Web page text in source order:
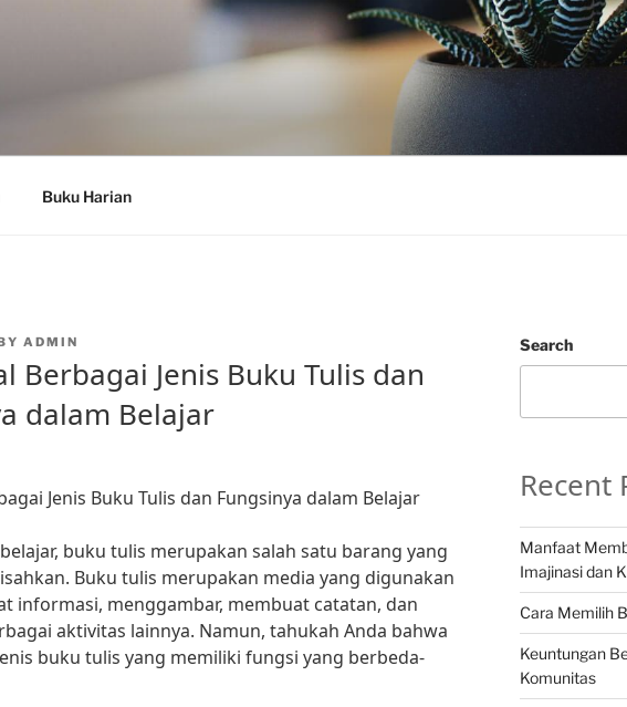
Buku Harian
ADMIN
Berbagai Jenis Buku Tulis dan
dalam Belajar
Jenis Buku Tulis dan Fungsinya dalam Belajar
buku tulis merupakan salah satu barang yang
Buku tulis merupakan media yang digunakan
informasi, menggambar, membuat catatan, dan
aktivitas lainnya. Namun, tahukah Anda bahwa
buku tulis yang memiliki fungsi yang berbeda-
Search
Recent
Manfaat
Imajinasi dan
Cara Memilih
Keuntungan
Komunitas